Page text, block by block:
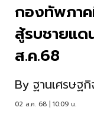
กองทัพภา
สู้รบชายแ
ส.ค.68
By ฐานเศรษฐ
02 ส.ค. 68 | 10:09 น.